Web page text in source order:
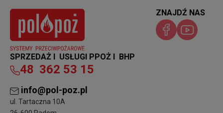
SPRZEDAŻ I USŁUGI PPOŻ I BHP
48 362 53 15
info@pol-poz.pl
ul. Tartaczna 10A
ZNAJDŹ NAS